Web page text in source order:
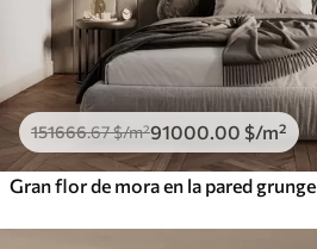
151666.67$/m²91000.00 $/m²
Gran flor de mora en la pared grunge